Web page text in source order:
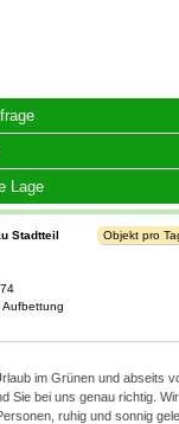
Lage
Stadtteil
Aufbettung
Objekt pro
im Grünen und abseits
Sie bei uns genau richtig.
ruhig und sonnig